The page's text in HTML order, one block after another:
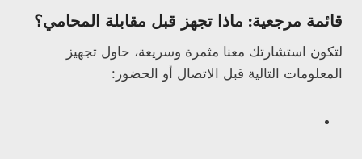
قائمة مرجعية: ماذا تجهز قبل مقابلة المحامي؟
لتكون استشارتك معنا مثمرة وسريعة، حاول تجهيز
المعلومات التالية قبل الاتصال أو الحضور: